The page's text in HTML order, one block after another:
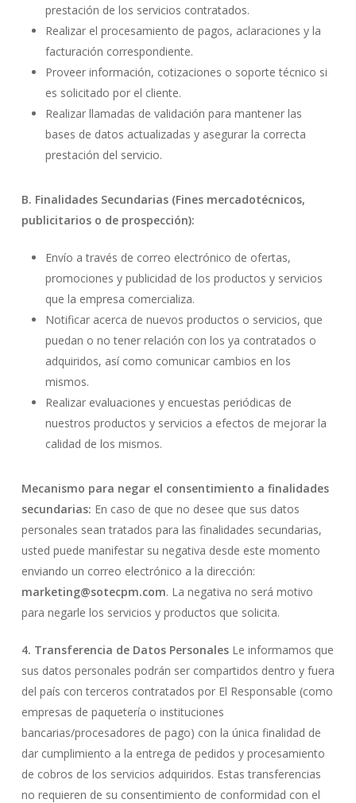
prestación de los servicios contratados.
Realizar el procesamiento de pagos, aclaraciones y la
facturación correspondiente.
Proveer información, cotizaciones o soporte técnico si
es solicitado por el cliente.
Realizar llamadas de validación para mantener las
bases de datos actualizadas y asegurar la correcta
prestación del servicio.
B. Finalidades Secundarias (Fines mercadotécnicos,
publicitarios o de prospección):
Envío a través de correo electrónico de ofertas,
promociones y publicidad de los productos y servicios
que la empresa comercializa.
Notificar acerca de nuevos productos o servicios, que
puedan o no tener relación con los ya contratados o
adquiridos, así como comunicar cambios en los
mismos.
Realizar evaluaciones y encuestas periódicas de
nuestros productos y servicios a efectos de mejorar la
calidad de los mismos.
Mecanismo para negar el consentimiento a finalidades
secundarias: En caso de que no desee que sus datos
personales sean tratados para las finalidades secundarias,
usted puede manifestar su negativa desde este momento
enviando un correo electrónico a la dirección:
marketing@sotecpm.com. La negativa no será motivo
para negarle los servicios y productos que solicita.
4. Transferencia de Datos PersonalesLe informamos que
sus datos personales podrán ser compartidos dentro y fuera
del país con terceros contratados por El Responsable (como
empresas de paquetería o instituciones
bancarias/procesadores de pago) con la única finalidad de
dar cumplimiento a la entrega de pedidos y procesamiento
de cobros de los servicios adquiridos. Estas transferencias
no requieren de su consentimiento de conformidad con el